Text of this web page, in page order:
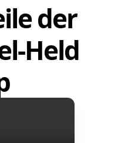
der
Held